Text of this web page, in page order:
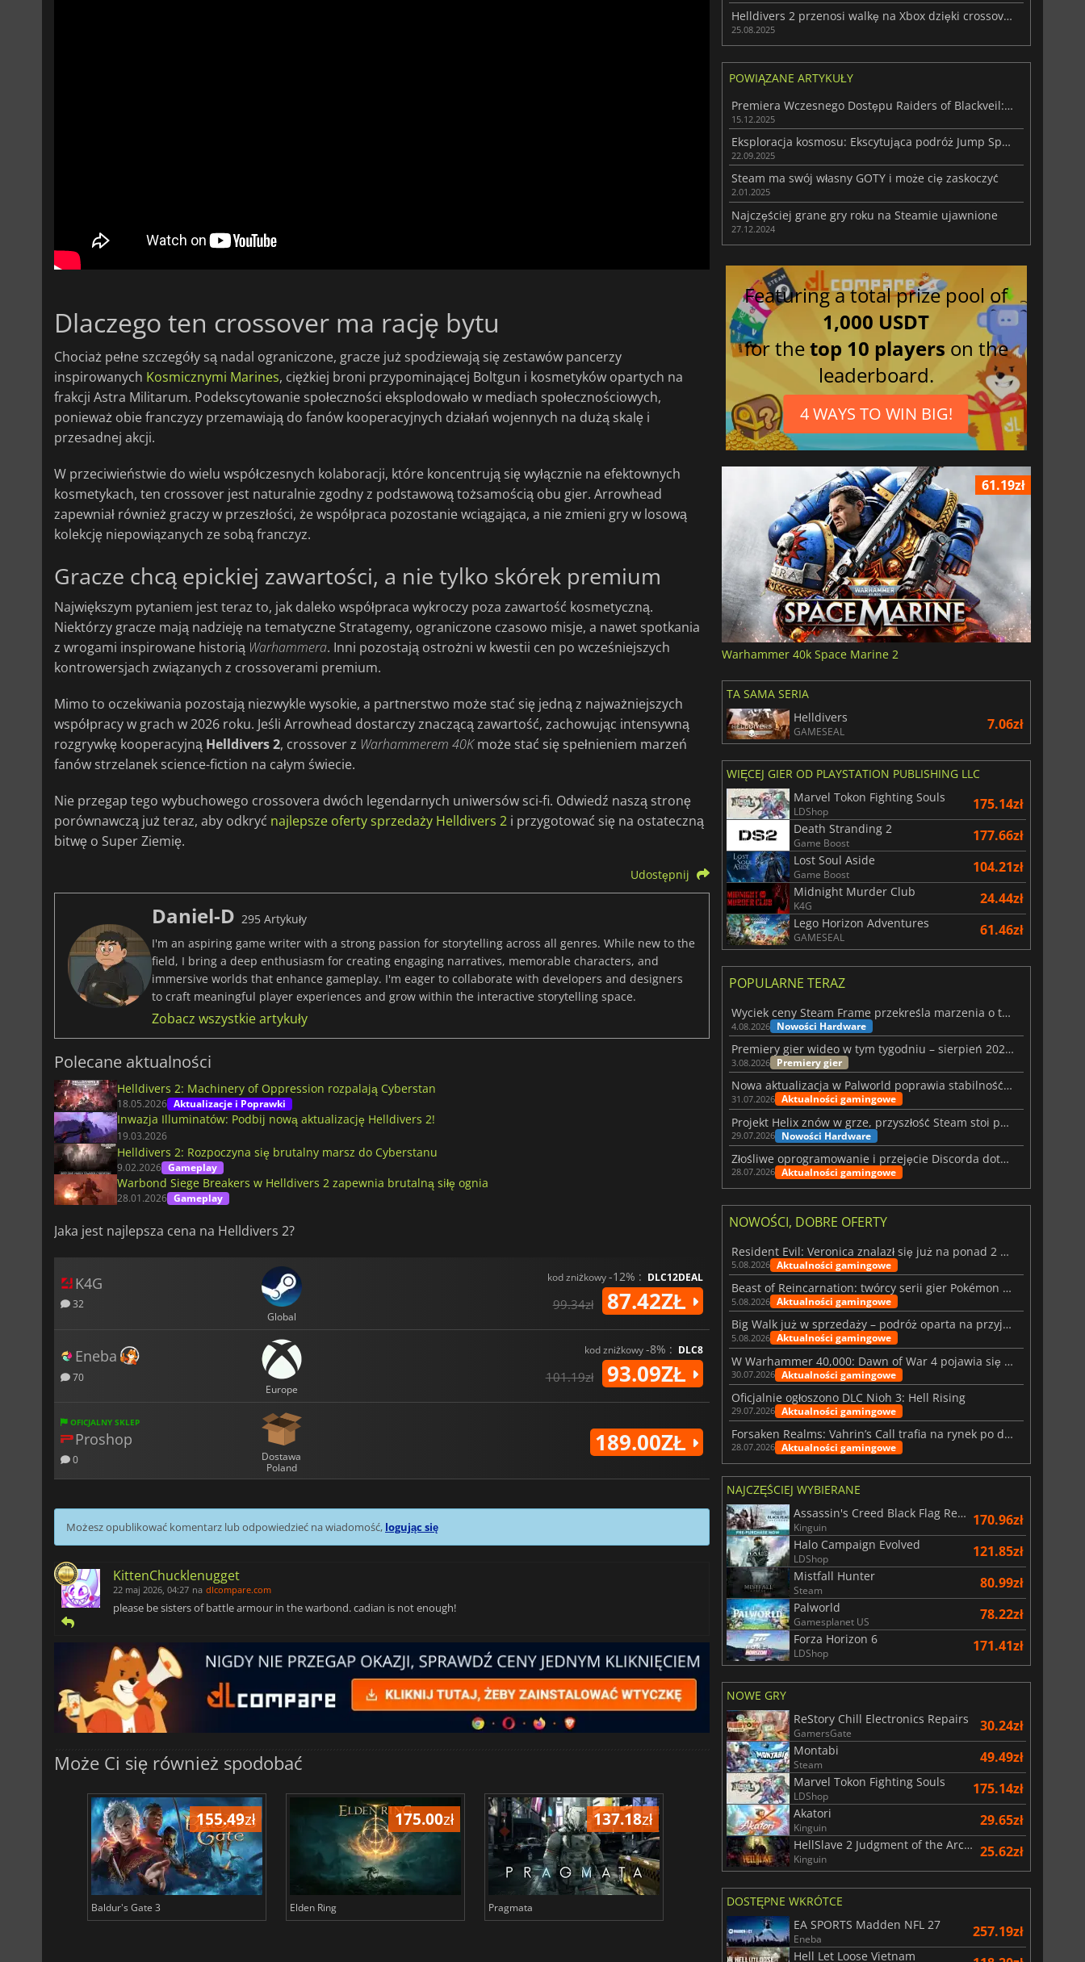
Dlaczego ten crossover ma rację bytu
Chociaż pełne szczegóły są nadal ograniczone, gracze już spodziewają się zestawów pancerzy
inspirowanych Kosmicznymi Marines, ciężkiej broni przypominającej Boltgun i kosmetyków opartych na
frakcji Astra Militarum. Podekscytowanie społeczności eksplodowało w mediach społecznościowych,
ponieważ obie franczyzy przemawiają do fanów kooperacyjnych działań wojennych na dużą skalę i
przesadnej akcji.
W przeciwieństwie do wielu współczesnych kolaboracji, które koncentrują się wyłącznie na efektownych
kosmetykach, ten crossover jest naturalnie zgodny z podstawową tożsamością obu gier. Arrowhead
zapewniał również graczy w przeszłości, że współpraca pozostanie wciągająca, a nie zmieni gry w losową
kolekcję niepowiązanych ze sobą franczyz.
Gracze chcą epickiej zawartości, a nie tylko skórek premium
Największym pytaniem jest teraz to, jak daleko współpraca wykroczy poza zawartość kosmetyczną.
Niektórzy gracze mają nadzieję na tematyczne Stratagemy, ograniczone czasowo misje, a nawet spotkania
z wrogami inspirowane historią Warhammera. Inni pozostają ostrożni w kwestii cen po wcześniejszych
kontrowersjach związanych z crossoverami premium.
Mimo to oczekiwania pozostają niezwykle wysokie, a partnerstwo może stać się jedną z najważniejszych
współpracy w grach w 2026 roku. Jeśli Arrowhead dostarczy znaczącą zawartość, zachowując intensywną
rozgrywkę kooperacyjną Helldivers 2, crossover z Warhammerem 40Kmoże stać się spełnieniem marzeń
fanów strzelanek science-fiction na całym świecie.
Nie przegap tego wybuchowego crossovera dwóch legendarnych uniwersów sci-fi. Odwiedź naszą stronę
porównawczą już teraz, aby odkryć najlepsze oferty sprzedaży Helldivers 2 i przygotować się na ostateczną
bitwę o Super Ziemię.
Udostępnij
Daniel-D 295 Artykuły
I'm an aspiring game writer with a strong passion for storytelling across all genres. While new to the
field, I bring a deep enthusiasm for creating engaging narratives, memorable characters, and
immersive worlds that enhance gameplay. I'm eager to collaborate with developers and designers
to craft meaningful player experiences and grow within the interactive storytelling space.
Zobacz wszystkie artykuły
Polecane aktualności
Helldivers 2: Machinery of Oppression rozpalają Cyberstan
18.05.2026 Aktualizacje i Poprawki
Inwazja Illuminatów: Podbij nową aktualizację Helldivers 2!
19.03.2026
Helldivers 2: Rozpoczyna się brutalny marsz do Cyberstanu
9.02.2026 Gameplay
Warbond Siege Breakers w Helldivers 2 zapewnia brutalną siłę ognia
28.01.2026 Gameplay
Jaka jest najlepsza cena na Helldivers 2?
K4G
32
Global
kod zniżkowy-12% : DLC12DEAL
99.34zł 87.42ZŁ
Eneba
70
Europe
kod zniżkowy-8% : DLC8
101.19zł 93.09ZŁ
OFICJALNY SKLEP
Proshop
0
Dostawa
Poland
189.00ZŁ
Możesz opublikować komentarz lub odpowiedzieć na wiadomość, logując się
KittenChucklenugget
22 maj 2026, 04:27 na dlcompare.com
please be sisters of battle armour in the warbond. cadian is not enough!
Może Ci się również spodobać
155.49zł
Baldur's Gate 3
175.00zł
Elden Ring
137.18zł
Pragmata
29.01
Total War WARHAMMER 3
66.54
Helldivers 2 przenosi walkę na Xbox dzięki crossoverowi Halo: ODST
25.08.2025
POWIĄZANE ARTYKUŁY
Premiera Wczesnego Dostępu Raiders of Blackveil: MOBA spotyka Roguelite
15.12.2025
Eksploracja kosmosu: Ekscytująca podróż Jump Space w trybie kooperacji
22.09.2025
Steam ma swój własny GOTY i może cię zaskoczyć
2.01.2025
Najczęściej grane gry roku na Steamie ujawnione
27.12.2024
Featuring a total prize pool of
1,000 USDT
for thetop 10 players on the
leaderboard.
4 WAYS TO WIN BIG!
61.19zł
Warhammer 40k Space Marine 2
TA SAMA SERIA
Helldivers
GAMESEAL 7.06zł
WIĘCEJ GIER OD PLAYSTATION PUBLISHING LLC
Marvel Tokon Fighting Souls
LDShop 175.14zł
Death Stranding 2
Game Boost 177.66zł
Lost Soul Aside
Game Boost 104.21zł
Midnight Murder Club
K4G 24.44zł
Lego Horizon Adventures
GAMESEAL 61.46zł
POPULARNE TERAZ
Wyciek ceny Steam Frame przekreśla marzenia o tanim zestawie VR
4.08.2026 Nowości Hardware
Premiery gier wideo w tym tygodniu – sierpień 2026 r. (32. tydzień)
3.08.2026 Premiery gier
Nowa aktualizacja w Palworld poprawia stabilność Sunreach i walk z bossami
31.07.2026 Aktualności gamingowe
Projekt Helix znów w grze, przyszłość Steam stoi pod znakiem zapytania
29.07.2026 Nowości Hardware
Złośliwe oprogramowanie i przejęcie Discorda dotknęły Meccha Chameleon
28.07.2026 Aktualności gamingowe
NOWOŚCI, DOBRE OFERTY
Resident Evil: Veronica znalazł się już na ponad 2 milionach list życzeń
5.08.2026 Aktualności gamingowe
Beast of Reincarnation: twórcy serii gier Pokémon wkraczają na nową ścieżkę
5.08.2026 Aktualności gamingowe
Big Walk już w sprzedaży – podróż oparta na przyjaźni
5.08.2026 Aktualności gamingowe
W Warhammer 40,000: Dawn of War 4 pojawia się frakcja Nekronów
30.07.2026 Aktualności gamingowe
Oficjalnie ogłoszono DLC Nioh 3: Hell Rising
29.07.2026 Aktualności gamingowe
Forsaken Realms: Vahrin’s Call trafia na rynek po dziesięciu latach prac
28.07.2026 Aktualności gamingowe
NAJCZĘŚCIEJ WYBIERANE
Assassin's Creed Black Flag Resynced
Kinguin 170.96zł
Halo Campaign Evolved
LDShop 121.85zł
Mistfall Hunter
Steam 80.99zł
Palworld
Gamesplanet US 78.22zł
Forza Horizon 6
LDShop 171.41zł
NOWE GRY
ReStory Chill Electronics Repairs
GamersGate 30.24zł
Montabi
Steam 49.49zł
Marvel Tokon Fighting Souls
LDShop 175.14zł
Akatori
Kinguin 29.65zł
HellSlave 2 Judgment of the Archon
Kinguin 25.62zł
DOSTĘPNE WKRÓTCE
EA SPORTS Madden NFL 27
Eneba 257.19zł
Hell Let Loose Vietnam